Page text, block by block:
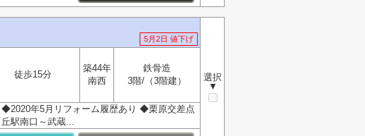
5月2日 値下げ
選択
▼
徒歩15分
築44年
南西
鉄骨造
3階/（3階建）
年5月リフォーム履歴あり ◆栗原交差点
駅南口～武蔵...